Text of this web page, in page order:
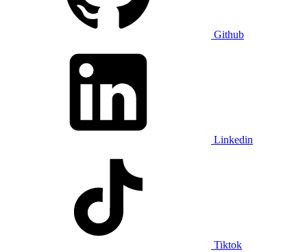
Github
Linkedin
Tiktok